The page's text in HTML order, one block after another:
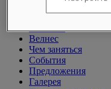
Питание
Велнес
Чем заняться
События
Предложения
Галерея